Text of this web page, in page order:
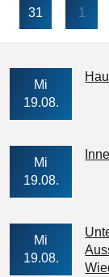
31 1
Mi
19.08.
Mi
19.08.
Mi
19.08.